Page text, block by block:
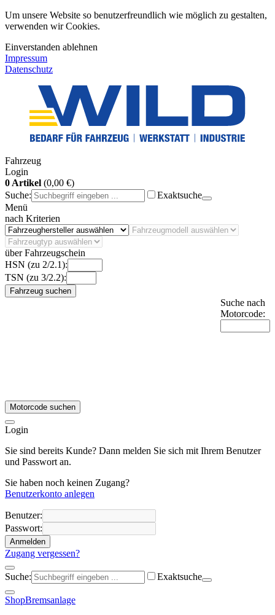
Um unsere Website so benutzerfreundlich wie möglich zu gestalten,
verwenden wir Cookies.
Einverstanden ablehnen
Impressum
Datenschutz
Fahrzeug
Login
0 Artikel (0,00 €)
Suche:
Exaktsuche
Menü
nach Kriterien
über Fahrzeugschein
HSN (zu 2/2.1):
TSN (zu 3/2.2):
Fahrzeug suchen
Suche nach
Motorcode:
Motorcode suchen
Login
Sie sind bereits Kunde? Dann melden Sie sich mit Ihrem Benutzer
und Passwort an.
Sie haben noch keinen Zugang?
Benutzerkonto anlegen
Benutzer:
Passwort:
Anmelden
Zugang vergessen?
Suche: Exaktsuche
ShopBremsanlage